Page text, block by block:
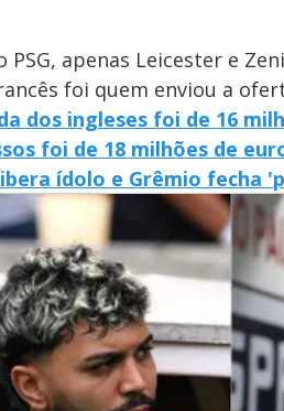
PSG, apenas Leicester e
foi quem enviou a
dos ingleses foi de 16
foi de 18 milhões de
ídolo e Grêmio fecha